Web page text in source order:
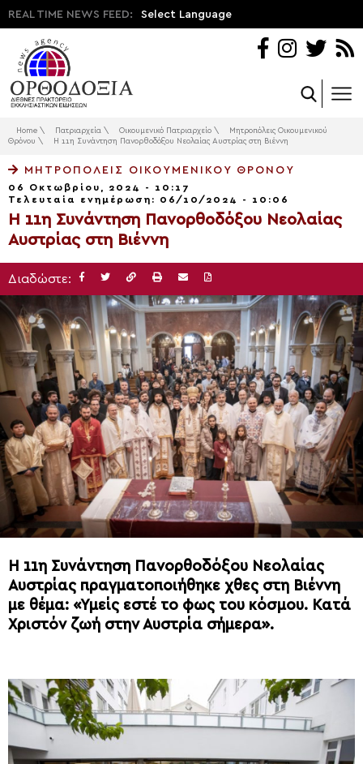
REAL TIME NEWS FEED: Select Language
Home \ Πατριαρχεία \ Οικουμενικό Πατριαρχείο \
Μητροπόλεις Οικουμενικού
Θρόνου \ Η 11η Συνάντηση Πανορθοδόξου Νεολαίας Αυστρίας στη Βιέννη
ΜΗΤΡΟΠΌΛΕΙΣ ΟΙΚΟΥΜΕΝΙΚΟΎ ΘΡΌΝΟΥ
06 Οκτωβρίου, 2024 - 10:17
Τελευταία ενημέρωση: 06/10/2024 - 10:06
Η 11η Συνάντηση Πανορθοδόξου Νεολαίας
Αυστρίας στη Βιέννη
Διαδώστε:
Η 11η Συνάντηση Πανορθοδόξου Νεολαίας
Αυστρίας πραγματοποιήθηκε χθες στη Βιέννη
με θέμα: «Υμείς εστέ το φως του κόσμου. Κατά
Χριστόν ζωή στην Αυστρία σήμερα».